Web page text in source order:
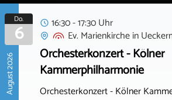
August 2026
Do.
6
16:30 - 17:30 Uhr
Ev. Marienkirchein
Orchesterkonzert - Kölner
Kammerphilharmonie
Orchesterkonzert - Kölner